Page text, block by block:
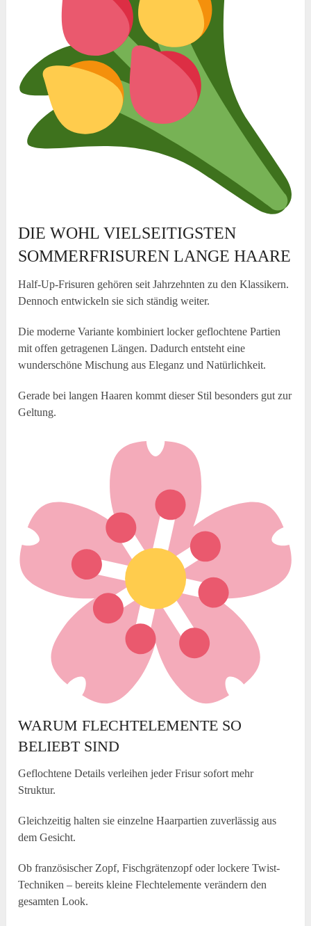
DIE WOHL VIELSEITIGSTEN
SOMMERFRISUREN LANGE HAARE
Half-Up-Frisuren gehören seit Jahrzehnten zu den Klassikern.
Dennoch entwickeln sie sich ständig weiter.
Die moderne Variante kombiniert locker geflochtene Partien
mit offen getragenen Längen. Dadurch entsteht eine
wunderschöne Mischung aus Eleganz und Natürlichkeit.
Gerade bei langen Haaren kommt dieser Stil besonders gut zur
Geltung.
WARUM FLECHTELEMENTE SO
BELIEBT SIND
Geflochtene Details verleihen jeder Frisur sofort mehr
Struktur.
Gleichzeitig halten sie einzelne Haarpartien zuverlässig aus
dem Gesicht.
Ob französischer Zopf, Fischgrätenzopf oder lockere Twist-
Techniken – bereits kleine Flechtelemente verändern den
gesamten Look.